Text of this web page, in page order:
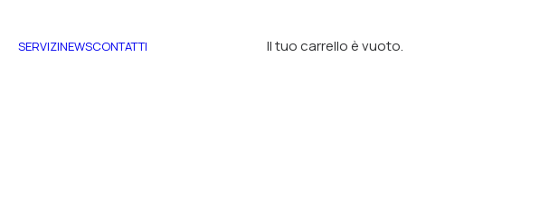
SERVIZINEWSCONTATTI Il tuo carrello è vuoto.